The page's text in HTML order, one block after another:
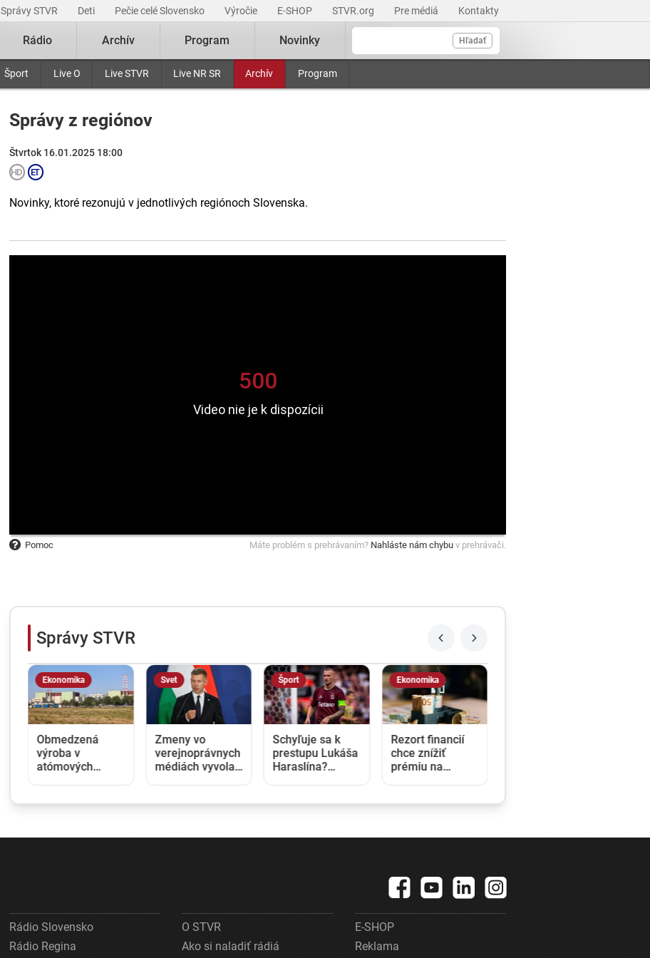
Správy STVR Deti Pečie celé Slovensko Výročie E-SHOP STVR.org Pre médiá Kontakty
Hľadať
Šport Live O Live STVR Live NR SR Archív Program
Rádio Archív Program Novinky
Správy z regiónov
Štvrtok 16.01.2025 18:00
Novinky, ktoré rezonujú v jednotlivých regiónoch Slovenska.
Pomoc Máte problém s prehrávaním? Nahláste nám chybu v prehrávači.
Správy STVR
Ekonomika
Obmedzená
výroba v
atómových
Rumunsku
elektriny aj na
Svet
Zmeny vo
verejnoprávnych
médiách vyvolali
Čo sa zmenilo po
Magyara?
Šport
Schyľuje sa k
prestupu Lukáša
Haraslína?
zo Saudskej
Ekonomika
Rezort financií
chce znížiť
prémiu na
novom si
musieť ušetriť
Rádio Slovensko
Rádio Regina
O STVR
Ako si naladiť rádiá
E-SHOP
Reklama